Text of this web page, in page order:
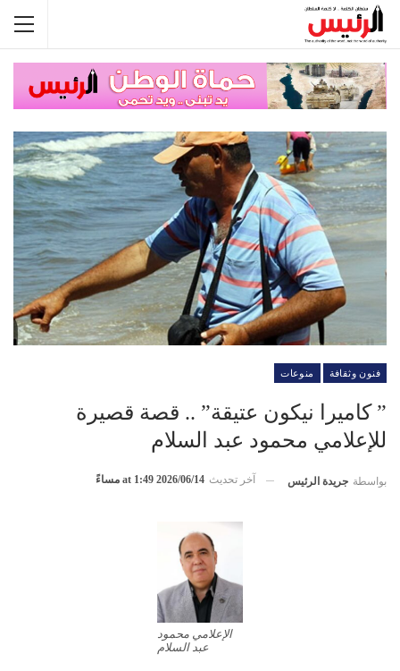
فنون وثقافة منوعات
” كاميرا نيكون عتيقة” .. قصة قصيرة
للإعلامي محمود عبد السلام
بواسطة جريدة الرئيس آخر تحديث 2026/06/14 at 1:49 مساءً
الإعلامي محمود
عبد السلام